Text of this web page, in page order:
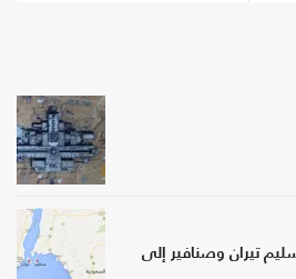
تيران وصنافير إلى